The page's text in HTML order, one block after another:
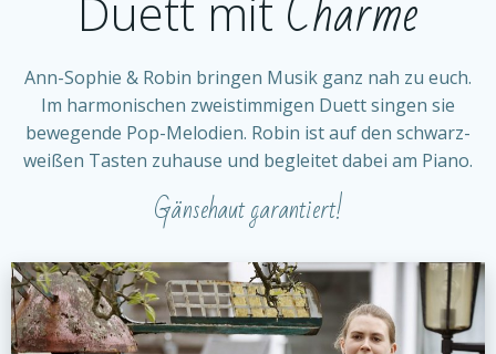
Duett mit
Ann-Sophie & Robin bringen Musik ganz nah zu euch.
Im harmonischen zweistimmigen Duett singen sie
bewegende Pop-Melodien. Robin ist auf den schwarz-
weißen Tasten zuhause und begleitet dabei am Piano.
Gänsehaut garantiert!